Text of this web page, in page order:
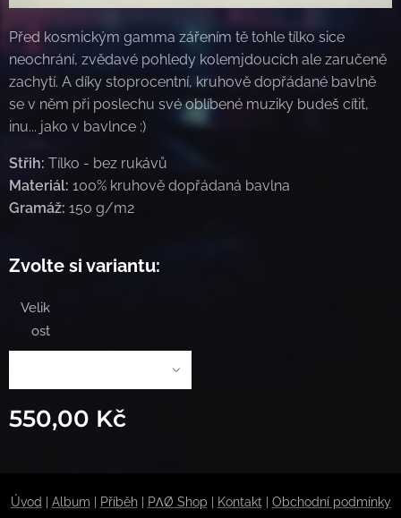
Před kosmickým gamma zářením tě tohle tílko sice
neochrání, zvědavé pohledy kolemjdoucích ale zaručeně
zachytí. A díky stoprocentní, kruhově dopřádané bavlně
se v něm při poslechu své oblíbené muziky budeš cítit,
inu... jako v bavlnce :)
Střih: Tílko - bez rukávů
Materiál: 100% kruhově dopřádaná bavlna
Gramáž: 150 g/m2
Zvolte si variantu:
Velik
ost
550,00 Kč
Úvod Album Příběh| PΛØ Shop Kontakt
Obchodní podmínky